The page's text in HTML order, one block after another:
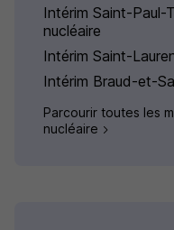
Intérim Saint-Paul-
nucléaire
Intérim Saint-
Intérim Braud-et-
Parcourir toutes les
nucléaire